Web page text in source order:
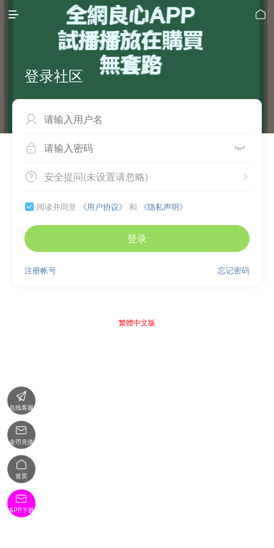
 
登录社区

 
 
安全提问(未设置请忽略)
 阅读并同意 《用户协议》 和 《隐私声明》
登录
忘记密码
注册帐号
繁體中文版

在线客服

金币充值

首页

APP下载